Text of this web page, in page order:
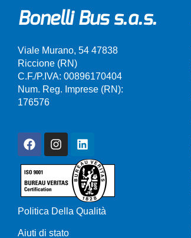
Bonelli Bus s.a.s.
Viale Murano, 54 47838
Riccione (RN)
C.F./P.IVA: 00896170404
Num. Reg. Imprese (RN):
176576
Politica Della Qualità
Aiuti di stato